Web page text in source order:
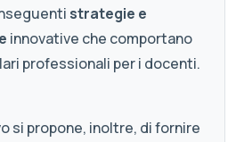
strategie e
innovative che comportano
professionali per i docenti.
si propone, inoltre, di fornire